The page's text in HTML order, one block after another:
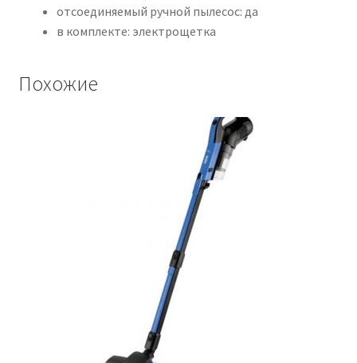
отсоединяемый ручной пылесос: да
в комплекте: электрощетка
Похожие